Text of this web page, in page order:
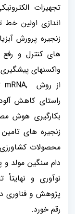
تجهیزات
اندازی اولین خط
زنجیره پرورش
های کنترل و رفع
واکسنهای
از روشmRNA,
راستای کاهش
بکارگیری هوش
زنجیره های
محصولات کشاورزی
دام سنگین مولد و
نوآوری و
پژوهش و فناوری
رقم خورد.